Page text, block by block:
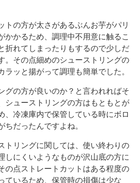
トの方が太さがあるぶんお芋がパリ
かかるため、調理中不用意に触るこ
折れてしまったりもするので少しだ
。その点細めのシューストリングの
ラッと揚がって調理も簡単でした。
グの方が良いのか？と言われればそ
シューストリングの方はもともとが
、冷凍庫内で保管している時にボロ
ちだったんですよね。
トリングに関しては、使い終わりの
しにくいようなものが沢山底の方に
の点ストレートカットはある程度の
ているため、保管時の損傷は少な